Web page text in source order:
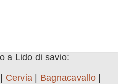
a Lido di savio:
Cervia Bagnacavallo|